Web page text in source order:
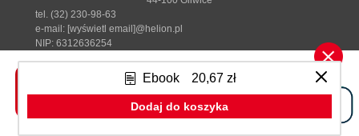
Usuwanie złośliwego oprogramowania (196)
Nie można uzyskać litery "Ł" (200)
Po wciśnięciu litery "z" na ekranie pojawia się
"y" (200)
Rejestr systemu operacyjnego został
uszkodzony (201)
Ebook 20,67 zł
Dodaj do koszyka
Tonik.pl
tel. (32) 230-98-63
e-mail: [wyświetl email]@helion.pl
NIP: 6312636254